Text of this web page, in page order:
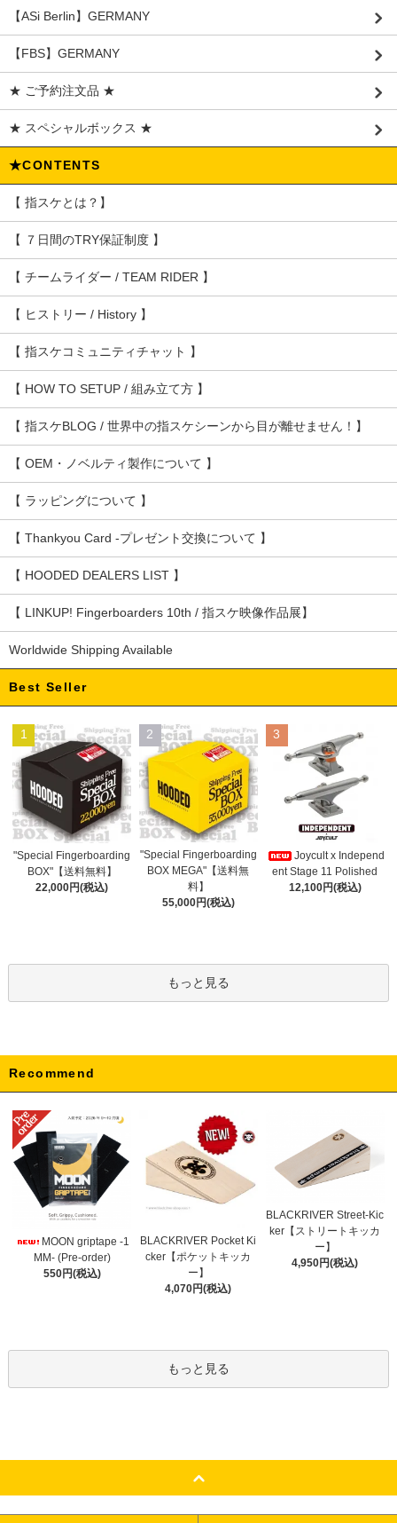
【ASi Berlin】GERMANY
【FBS】GERMANY
★ ご予約注文品 ★
★ スペシャルボックス ★
★CONTENTS
【 指スケとは？】
【 ７日間のTRY保証制度 】
【 チームライダー / TEAM RIDER 】
【 ヒストリー / History 】
【 指スケコミュニティチャット 】
【 HOW TO SETUP / 組み立て方 】
【 指スケBLOG / 世界中の指スケシーンから目が離せません！】
【 OEM・ノベルティ製作について 】
【 ラッピングについて 】
【 Thankyou Card -プレゼント交換について 】
【 HOODED DEALERS LIST 】
【 LINKUP! Fingerboarders 10th / 指スケ映像作品展】
Worldwide Shipping Available
Best Seller
1
"Special Fingerboarding
BOX"【送料無料】
22,000円(税込)
2
"Special Fingerboarding
BOX MEGA"【送料無
料】
55,000円(税込)
3
Joycult x Independ
ent Stage 11 Polished
12,100円(税込)
もっと見る
Recommend
MOON griptape -1
MM- (Pre-order)
550円(税込)
BLACKRIVER Pocket Ki
cker【ポケットキッカ
ー】
4,070円(税込)
BLACKRIVER Street-Kic
ker【ストリートキッカ
ー】
4,950円(税込)
もっと見る